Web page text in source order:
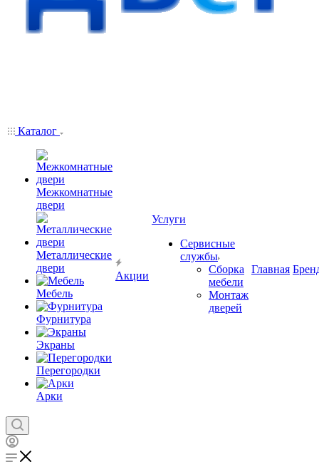
Каталог
Межкомнатные
двери
Металлические
двери
Мебель
Фурнитура
Экраны
Перегородки
Арки
Акции
Услуги
Сервисные
службы
Сборка
мебели
Монтаж
дверей
Главная